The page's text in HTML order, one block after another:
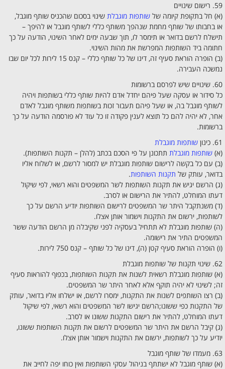
59. רישום שינויים
(א) חל בתקופת קיומה של שותפות מוגבלת שינוי בסכום שהכניס שותף מוגבל,
או בחבותו של שותף מחמת שנהפך משותף כללי לשותף מוגבל או להיפך –
תישלח לרשם בדואר או תימסר לו, תוך שבעה ימים לאחר השינוי, הודעה על כך
חתומה ביד השותפות המפרשת את מהות השינוי.
(ב) הופרה הוראת סעיף זה, דינו של כל שותף כללי – קנס 15 לירות לכל יום שבו
נמשכה העבירה.
60. שינויים שיש לפרסם ברשומות
כל סידור או עסקה שעל פיהם יחדל אדם להיות שותף כללי בשותפות ויהיה
לשותף מוגבל בה, או שעל פיהם תעבור זכות בשותפות משותף מוגבל לאדם
אחר, לא יהיה להם כל תוצא לענין פקודה זו כל עוד לא פורסמה הודעה על כך
ברשומות.
61. כינון
שותפות מוגבלת
(א) שותפות מוגבלת תתכונן על פי הסכם בכתב (להלן – תקנות השותפות).
(ב) עם כל בקשה לרישום שותפות מוגבלת יש למסור לרשם, או לשלוח אליו
בדואר, עותק של תקנות השותפות.
(ג) הרשם יגיש את תקנות השותפות לשר המשפטים והוא רשאי, לפי שיקול
דעתו המוחלט, להתיר את הרישום או לסרב.
(ד) משנתקבל היתר שר המשפטים לרישום השותפות יודיע הרשם על כך
לשותפות, ירשום את התקנות וישמור אותן אצלו.
(ה) שותפות מוגבלת לא תתחיל בעסקיה לפני שקיבלה מן הרשם הודעה ששר
המשפטים התיר את רישומה.
(ו) הופרה הוראת סעיף קטן (ה), דינו של כל שותף – קנס 750 לירות.
62. שינוי תקנות של שותפות מוגבלת
(א) שותפות מוגבלת רשאית לשנות את תקנות השותפות, בכפוף להוראות סעיף
זה; לשינוי לא יהיה תוקף אלא לאחר היתר שר המשפטים.
(ב) רצו השותפים לשנות את התקנות, ימסרו לרשם, או ישלחו אליו בדואר, עותק
של התקנות כפי ששונו;הרשם יגישו לשר המשפטים והוא רשאי, לפי שיקול
דעתו המוחלט, להתיר את רישום התקנות ששונו או לסרב.
(ג) קיבל הרשם את היתר שר המשפטים לרשום את תקנות השותפות ששונו,
יודיע על כך לשותפות, ירשום את התקנות וישמור אותן אצלו.
63. מעמדו של שותף מוגבל
(א) שותף מוגבל לא ישתתף בניהול עסקי השותפות ואין כוחו יפה לחייב את